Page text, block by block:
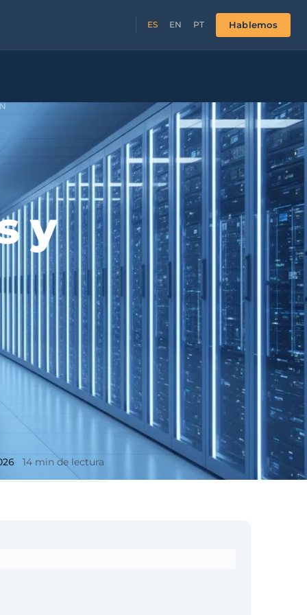
ES EN PT Hablemos
y
14 min de lectura